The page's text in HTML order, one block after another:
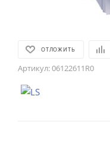
ОТЛОЖИТЬ
Артикул:06122611R0